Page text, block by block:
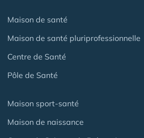
Maison de santé
Maison de santé pluriprofessionnelle
Centre de Santé
Pôle de Santé
Maison sport-santé
Maison de naissance